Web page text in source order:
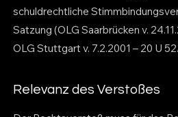
schuldrechtliche
Satzung (OLG Saarbrücken v.
OLG Stuttgart v. 7.2.2001 – 20 U
Relevanz des Verstoßes